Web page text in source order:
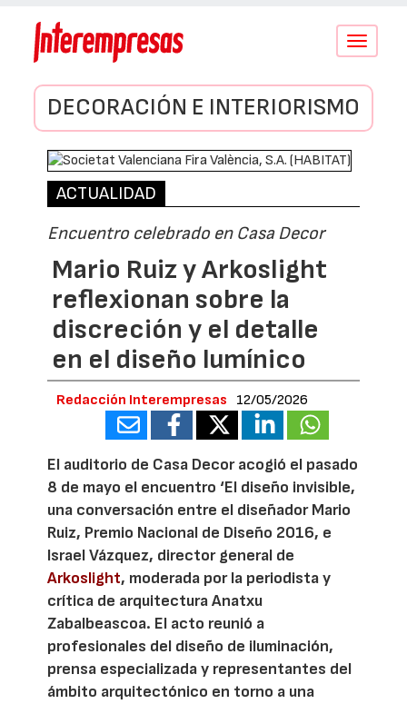
Conmutar
DECORACIÓN E INTERIORISMO
ACTUALIDAD
Encuentro celebrado en Casa Decor
Mario Ruiz y Arkoslight
reflexionan sobre la
discreción y el detalle
en el diseño lumínico
Redacción Interempresas 12/05/2026
El auditorio de Casa Decor acogió el pasado
8 de mayo el encuentro ‘El diseño invisible,
una conversación entre el diseñador Mario
Ruiz, Premio Nacional de Diseño 2016, e
Israel Vázquez, director general de
Arkoslight, moderada por la periodista y
crítica de arquitectura Anatxu
Zabalbeascoa. El acto reunió a
profesionales del diseño de iluminación,
prensa especializada y representantes del
ámbito arquitectónico en torno a una